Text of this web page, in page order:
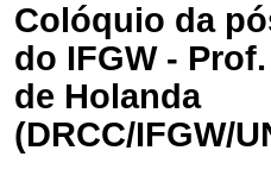
Colóquio da
do IFGW -
de Holanda
(DRCC/IFGW/